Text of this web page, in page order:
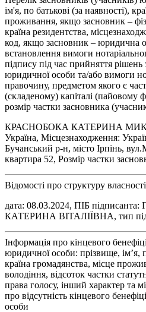
ім'я, по батькові (за наявності),
проживання, якщо засновник –
країна резидентства,
код, якщо засновник – юридична
встановлення вимоги
підпису під час прийняття рішень
юридичної особи та/або вимоги
правочину, предметом якого є
(складеному) капіталі (пайовому
розмір частки засновника
КРАСНОБОКА КАТЕРИНА
Україна, Місцезнаходження:
Бучанський р-н, місто Ірпінь,
квартира 52, Розмір частки
Відомості про структуру
дата: 08.03.2024, ПІБ
КАТЕРИНА ВІТАЛІЇВНА, тип
Інформація про кінцевого
юридичної особи: прізвище, ім’я,
країна громадянства, місце
володіння, відсоток частки
права голосу, інший характер та
про відсутність кінцевого
особи